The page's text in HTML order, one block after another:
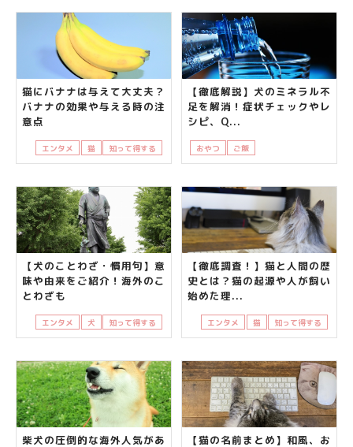
猫にバナナは与えて大丈夫？
バナナの効果や与える時の注
意点
エンタメ 猫 知って得する
【徹底解説】犬のミネラル不
足を解消！症状チェックやレ
シピ、Q...
おやつ ご飯
【犬のことわざ・慣用句】意
味や由来をご紹介！海外のこ
とわざも
エンタメ 犬 知って得する
【徹底調査！】猫と人間の歴
史とは？猫の起源や人が飼い
始めた理...
エンタメ 猫 知って得する
柴犬の圧倒的な海外人気があ 【猫の名前まとめ】和風、お